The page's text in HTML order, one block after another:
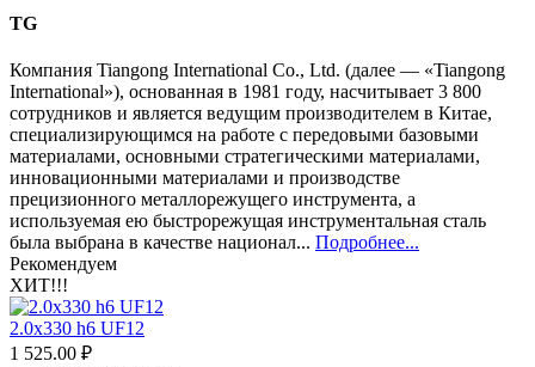
TG
Компания Tiangong International Co., Ltd. (далее — «Tiangong
International»), основанная в 1981 году, насчитывает 3 800
сотрудников и является ведущим производителем в Китае,
специализирующимся на работе с передовыми базовыми
материалами, основными стратегическими материалами,
инновационными материалами и производстве
прецизионного металлорежущего инструмента, а
используемая ею быстрорежущая инструментальная сталь
была выбрана в качестве национал... Подробнее...
Рекомендуем
ХИТ!!!
2.0х330 h6 UF12
1 525.00 ₽